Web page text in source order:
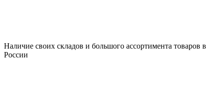
Наличие своих складов и большого ассортимента товаров в
России